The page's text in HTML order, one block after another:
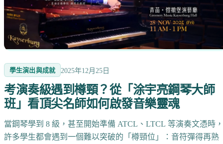
學生演出與成就 2025年12月25日
考演奏級遇到樽頸？從「涂宇亮鋼琴大師
班」看頂尖名師如何啟發音樂靈魂
當鋼琴學到 8 級，甚至開始準備 ATCL、LTCL 等演奏文憑時，
許多學生都會遇到一個難以突破的「樽頸位」：音符彈得再熟